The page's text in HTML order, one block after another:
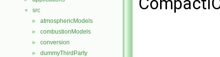
▼ src
► atmosphericModels
► combustionModels
► conversion
► dummyThirdParty